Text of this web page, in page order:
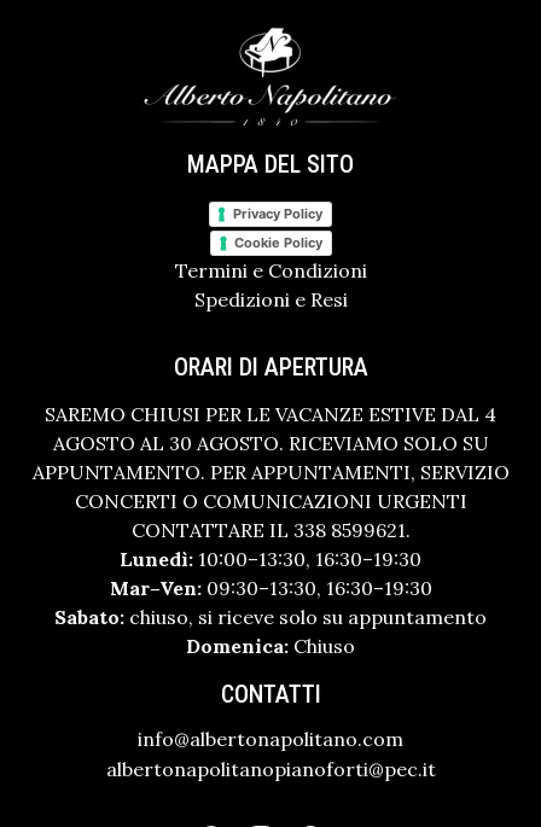
MAPPA DEL SITO
Privacy Policy
Cookie Policy
Termini e Condizioni
Spedizioni e Resi
ORARI DI APERTURA
SAREMO CHIUSI PER LE VACANZE ESTIVE DAL 4
AGOSTO AL 30 AGOSTO. RICEVIAMO SOLO SU
APPUNTAMENTO. PER APPUNTAMENTI, SERVIZIO
CONCERTI O COMUNICAZIONI URGENTI
CONTATTARE IL 338 8599621.
Lunedì: 10:00–13:30, 16:30–19:30
Mar–Ven:09:30–13:30, 16:30–19:30
Sabato: chiuso, si riceve solo su appuntamento
Domenica: Chiuso
CONTATTI
info@albertonapolitano.com
albertonapolitanopianoforti@pec.it